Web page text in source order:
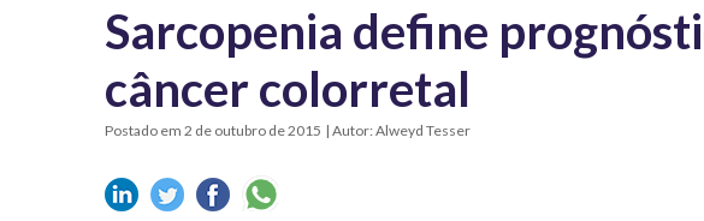
Sarcopenia define
câncer colorretal
Postado em 2 de outubro de 2015 | Autor: Alweyd Tesser